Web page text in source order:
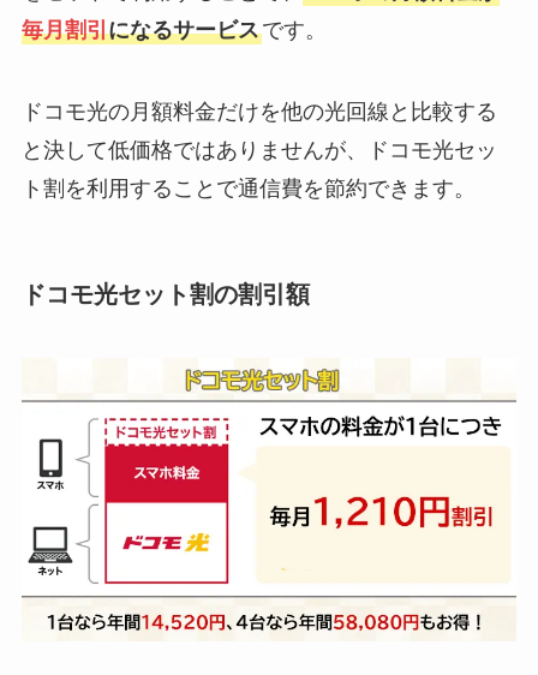
毎月割引になるサービスです。
ドコモ光の月額料金だけを他の光回線と比較する
と決して低価格ではありませんが、ドコモ光セッ
ト割を利用することで通信費を節約できます。
ドコモ光セット割の割引額